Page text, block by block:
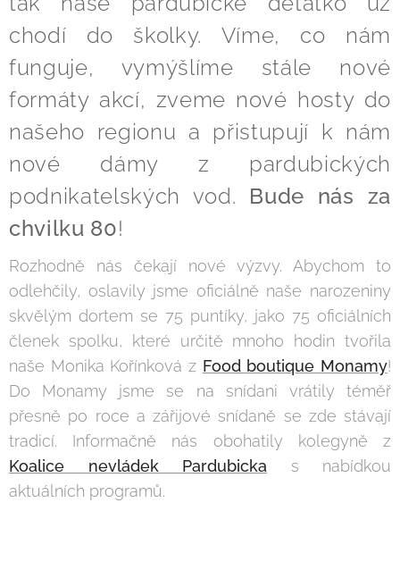
chodí do školky. Víme, co nám
funguje, vymýšlíme stále nové
formáty akcí, zveme nové hosty do
našeho regionu a přistupují k nám
nové dámy z pardubických
podnikatelských vod. Bude nás za
chvilku 80!
Rozhodně nás čekají nové výzvy. Abychom to
odlehčily, oslavily jsme oficiálně naše narozeniny
skvělým dortem se 75 puntíky, jako 75 oficiálních
členek spolku, které určitě mnoho hodin tvořila
naše Monika Kořínková z Food boutique Monamy!
Do Monamy jsme se na snídani vrátily téměř
přesně po roce a zářijové snídaně se zde stávají
tradicí. Informačně nás obohatily kolegyně z
Koalice nevládek Pardubicka s nabídkou
aktuálních programů.